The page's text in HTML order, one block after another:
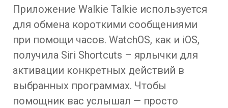
Приложение Walkie Talkie используется
для обмена короткими сообщениями
при помощи часов. WatchOS, как и iOS,
получила Siri Shortcuts – ярлычки для
активации конкретных действий в
выбранных программах. Чтобы
помощник вас услышал — просто